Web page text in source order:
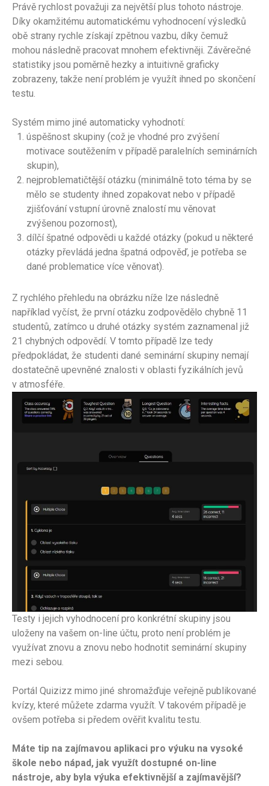
Právě rychlost považuji za největší plus tohoto nástroje.
Díky okamžitému automatickému vyhodnocení výsledků
obě strany rychle získají zpětnou vazbu, díky čemuž
mohou následně pracovat mnohem efektivněji. Závěrečné
statistiky jsou poměrně hezky a intuitivně graficky
zobrazeny, takže není problém je využít ihned po skončení
testu.
Systém mimo jiné automaticky vyhodnotí:
úspěšnost skupiny (což je vhodné pro zvýšení
motivace soutěžením v případě paralelních seminárních
skupin),
nejproblematičtější otázku (minimálně toto téma by se
mělo se studenty ihned zopakovat nebo v případě
zjišťování vstupní úrovně znalostí mu věnovat
zvýšenou pozornost),
dílčí špatné odpovědi u každé otázky (pokud u některé
otázky převládá jedna špatná odpověď, je potřeba se
dané problematice více věnovat).
Z rychlého přehledu na obrázku níže lze následně
například vyčíst, že první otázku zodpovědělo chybně 11
studentů, zatímco u druhé otázky systém zaznamenal již
21 chybných odpovědí. V tomto případě lze tedy
předpokládat, že studenti dané seminární skupiny nemají
dostatečně upevněné znalosti v oblasti fyzikálních jevů
v atmosféře.
Testy i jejich vyhodnocení pro konkrétní skupiny jsou
uloženy na vašem on-line účtu, proto není problém je
využívat znovu a znovu nebo hodnotit seminární skupiny
mezi sebou.
Portál Quizizz mimo jiné shromažďuje veřejně publikované
kvízy, které můžete zdarma využít. V takovém případě je
ovšem potřeba si předem ověřit kvalitu testu.
Máte tip na zajímavou aplikaci pro výuku na vysoké
škole nebo nápad, jak využít dostupné on-line
nástroje, aby byla výuka efektivnější a zajímavější?